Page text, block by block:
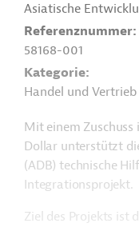
Asiatische
Referenznummer
58168-001
Kategorie
Handel und Vertrieb
Mit einem Zuschuss
Dollar unterstützt
(ADB) technische
Integrationsprojekt.
Ziel des Projekts ist